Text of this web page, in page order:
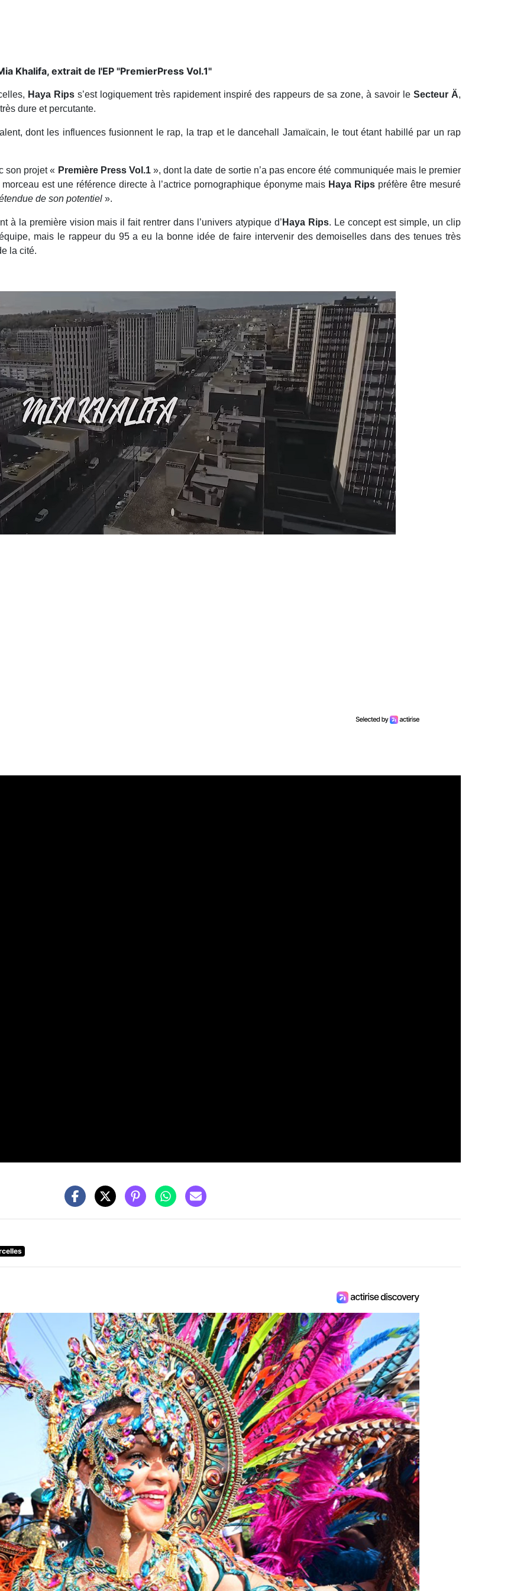
Khalifa, extrait de l'EP "PremierPress Vol.1"
Haya Rips s’est logiquement très rapidement inspiré des rappeurs de sa zone, à savoir le Secteur Ä,
dure et percutante.
dont les influences fusionnent le rap, la trap et le dancehall Jamaïcain, le tout étant habillé par un rap
son projet « Première Press Vol.1», dont la date de sortie n’a pas encore été communiquée mais le premier
est une référence directe à l’actrice pornographique éponyme mais Haya Rips préfère être mesuré
de son potentiel ».
à la première vision mais il fait rentrer dans l’univers atypique d’ Haya Rips. Le concept est simple, un clip
mais le rappeur du 95 a eu la bonne idée de faire intervenir des demoiselles dans des tenues très
la cité.